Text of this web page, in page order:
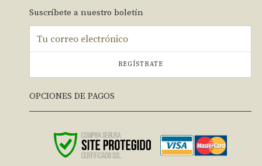
Suscríbete a nuestro boletín
REGÍSTRATE
OPCIONES DE PAGOS